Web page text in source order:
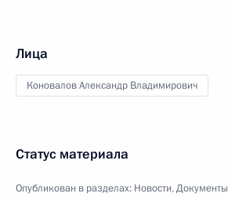
Лица
Коновалов Александр Владимирович
Статус материала
Опубликован в разделах: Новости,Документы